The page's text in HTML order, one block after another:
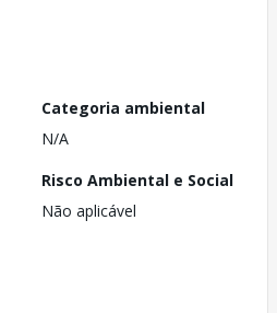
Categoria ambiental
N/A
Risco Ambiental e Social
Não aplicável